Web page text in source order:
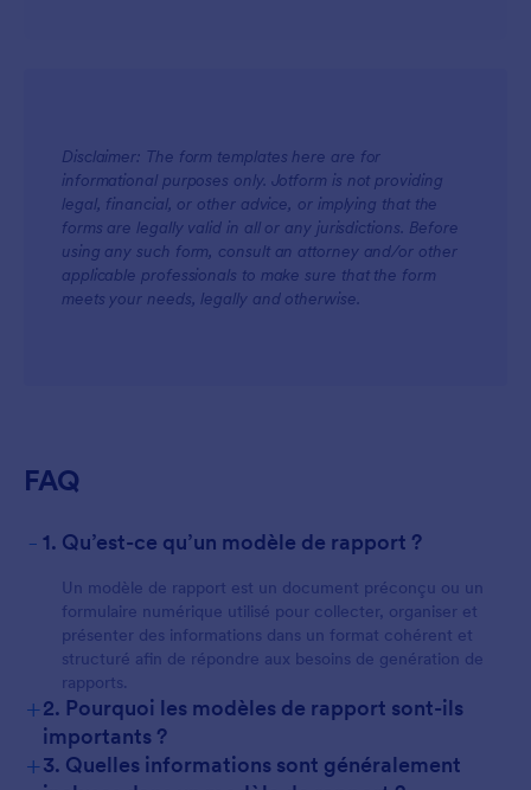
Disclaimer: The form templates here are for
informational purposes only. Jotform is not providing
legal, financial, or other advice, or implying that the
forms are legally valid in all or any jurisdictions. Before
using any such form, consult an attorney and/or other
applicable professionals to make sure that the form
meets your needs, legally and otherwise.
FAQ
- 1. Qu’est-ce qu’un modèle de rapport ?
Un modèle de rapport est un document préconçu ou un
formulaire numérique utilisé pour collecter, organiser et
présenter des informations dans un format cohérent et
structuré afin de répondre aux besoins de genération de
rapports.
+2. Pourquoi les modèles de rapport sont-ils
importants ?
+3. Quelles informations sont généralement